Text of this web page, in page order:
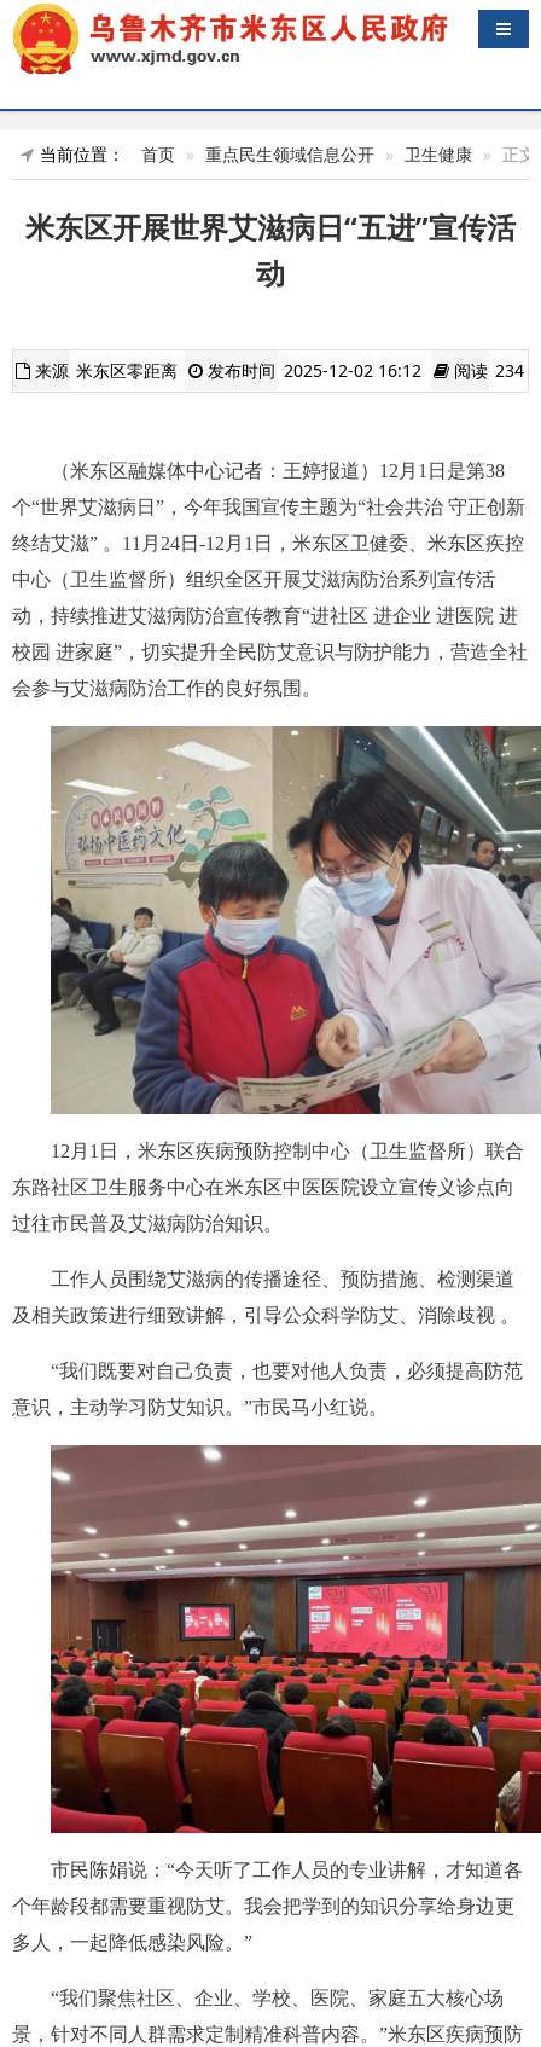
导航
当前位置： 首页 重点民生领域信息公开 卫生健康 正文
米东区开展世界艾滋病日“五进”宣传活
动
来源 米东区零距离 发布时间 2025-12-02 16:12 阅读 234
（米东区融媒体中心记者：王婷报道）12月1日是第38
个“世界艾滋病日”，今年我国宣传主题为“社会共治 守正创新
终结艾滋” 。11月24日-12月1日，米东区卫健委、米东区疾控
中心（卫生监督所）组织全区开展艾滋病防治系列宣传活
动，持续推进艾滋病防治宣传教育“进社区 进企业 进医院 进
校园 进家庭”，切实提升全民防艾意识与防护能力，营造全社
会参与艾滋病防治工作的良好氛围。
12月1日，米东区疾病预防控制中心（卫生监督所）联合
东路社区卫生服务中心在米东区中医医院设立宣传义诊点向
过往市民普及艾滋病防治知识。
工作人员围绕艾滋病的传播途径、预防措施、检测渠道
及相关政策进行细致讲解，引导公众科学防艾、消除歧视 。
“我们既要对自己负责，也要对他人负责，必须提高防范
意识，主动学习防艾知识。”市民马小红说。
市民陈娟说：“今天听了工作人员的专业讲解，才知道各
个年龄段都需要重视防艾。我会把学到的知识分享给身边更
多人，一起降低感染风险。”
“我们聚焦社区、企业、学校、医院、家庭五大核心场
景，针对不同人群需求定制精准科普内容。”米东区疾病预防